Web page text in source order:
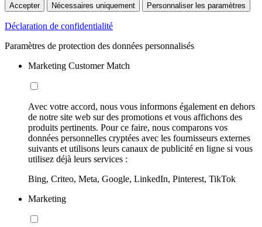
Accepter Nécessaires uniquement Personnaliser les paramètres
Déclaration de confidentialité
Paramètres de protection des données personnalisés
Marketing Customer Match
Avec votre accord, nous vous informons également en dehors
de notre site web sur des promotions et vous affichons des
produits pertinents. Pour ce faire, nous comparons vos
données personnelles cryptées avec les fournisseurs externes
suivants et utilisons leurs canaux de publicité en ligne si vous
utilisez déjà leurs services :
Bing, Criteo, Meta, Google, LinkedIn, Pinterest, TikTok
Marketing